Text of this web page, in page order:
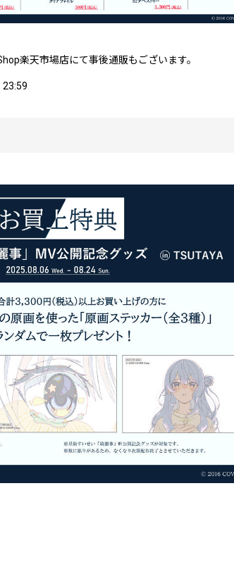
楽天市場店にて事後通販もございます。